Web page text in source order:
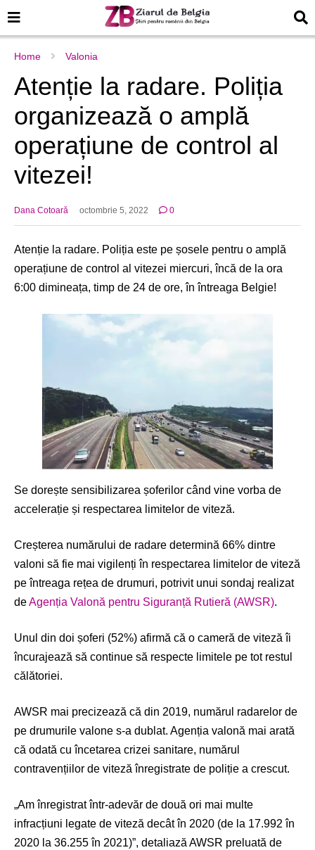
Home Valonia
Atenție la radare. Poliția
organizează o amplă
operațiune de control al
vitezei!
Dana Cotoară octombrie 5, 2022 0
Atenție la radare. Poliția este pe șosele pentru o amplă
operațiune de control al vitezei miercuri, încă de la ora
6:00 dimineața, timp de 24 de ore, în întreaga Belgie!
Se dorește sensibilizarea șoferilor când vine vorba de
accelerație și respectarea limitelor de viteză.
Creșterea numărului de radare determină 66% dintre
valoni să fie mai vigilenți în respectarea limitelor de viteză
pe întreaga rețea de drumuri, potrivit unui sondaj realizat
deAgenția Valonă pentru Siguranță Rutieră (AWSR).
Unul din doi șoferi (52%) afirmă că o cameră de viteză îi
încurajează să continue să respecte limitele pe tot restul
călătoriei.
AWSR mai precizează că din 2019, numărul radarelor de
pe drumurile valone s-a dublat. Agenția valonă mai arată
că odată cu încetarea crizei sanitare, numărul
contravențiilor de viteză înregistrate de poliție a crescut.
„Am înregistrat într-adevăr de două ori mai multe
infracțiuni legate de viteză decât în 2020 (de la 17.992 în
2020 la 36.255 în 2021)”, detaliază AWSR preluată de